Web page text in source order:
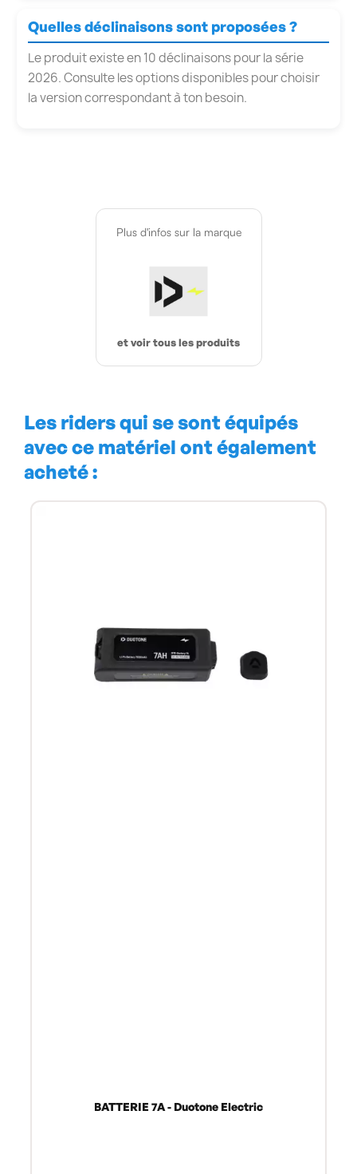
Quelles déclinaisons sont proposées ?
Le produit existe en 10 déclinaisons pour la série
2026. Consulte les options disponibles pour choisir
la version correspondant à ton besoin.
Plus d'infos sur la marque
et voir tous les produits
Les riders qui se sont équipés
avec ce matériel ont également
acheté :
BATTERIE 7A - Duotone Electric